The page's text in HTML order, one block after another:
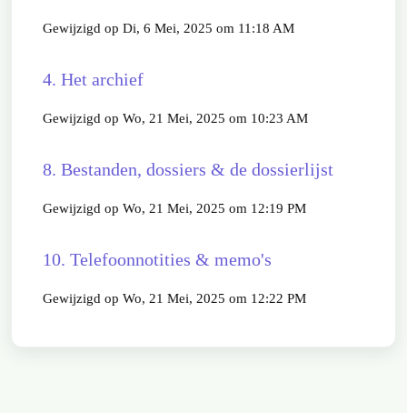
Gewijzigd op Di, 6 Mei, 2025 om 11:18 AM
4. Het archief
Gewijzigd op Wo, 21 Mei, 2025 om 10:23 AM
8. Bestanden, dossiers & de dossierlijst
Gewijzigd op Wo, 21 Mei, 2025 om 12:19 PM
10. Telefoonnotities & memo's
Gewijzigd op Wo, 21 Mei, 2025 om 12:22 PM